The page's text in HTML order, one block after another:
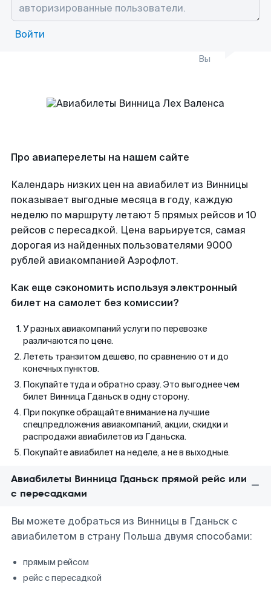
Войти
Вы
Про авиаперелеты на нашем сайте
Календарь низких цен на авиабилет из Винницы
показывает выгодные месяца в году, каждую
неделю по маршруту летают 5 прямых рейсов и 10
рейсов с пересадкой. Цена варьируется, самая
дорогая из найденных пользователями 9000
рублей авиакомпанией Аэрофлот.
Как еще сэкономить используя электронный
билет на самолет без комиссии?
У разных авиакомпаний услуги по перевозке
различаются по цене.
Лететь транзитом дешево, по сравнению от и до
конечных пунктов.
Покупайте туда и обратно сразу. Это выгоднее чем
билет Винница Гданьск в одну сторону.
При покупке обращайте внимание на лучшие
спецпредложения авиакомпаний, акции, скидки и
распродажи авиабилетов из Гданьска.
Покупайте авиабилет на неделе, а не в выходные.
Авиабилеты Винница Гданьск прямой рейс или
с пересадками
Вы можете добраться из Винницы в Гданьск с
авиабилетом в страну Польша двумя способами:
прямым рейсом
рейс с пересадкой